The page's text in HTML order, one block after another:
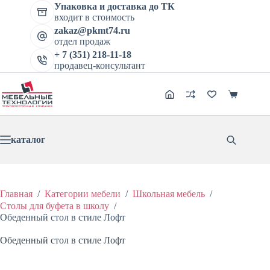
Обеденный стол в стиле Лофт
8130₽
Первоначальная
цена
составляла
8130 ₽.
6504₽
Текущая
цена:
6504 ₽.
можно
выбрать
товара.
Упаковка и доставка до ТК
входит в стоимость
zakaz@pkmt74.ru
отдел продаж
+ 7 (351) 218-11-18
продавец-консультант
Корзина
каталог
Главная / Категории мебели / Школьная мебель /
Столы для буфета в школу /
Обеденный стол в стиле Лофт
Обеденный стол в стиле Лофт